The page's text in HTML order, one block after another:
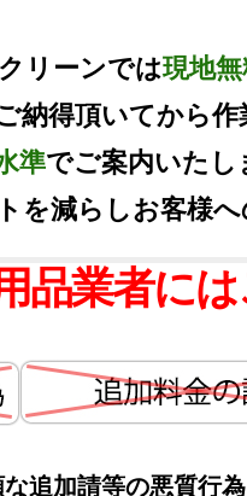
リーンでは現地無
納得頂いてから
準でご案内いたし
を減らしお客様
品業者に
追加請等の悪質行